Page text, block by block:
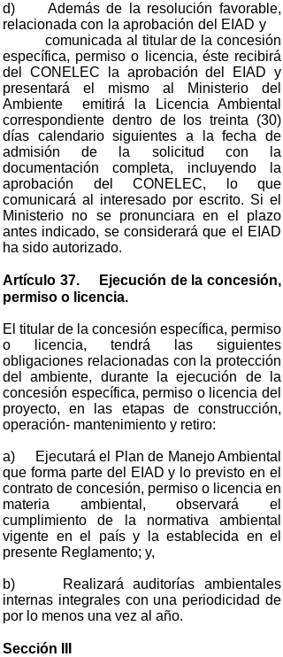
d) Además de la resolución favorable,
relacionada con la aprobación del EIAD y
comunicada al titular de la concesión
específica, permiso o licencia, éste recibirá
del CONELEC la aprobación del EIAD y
presentará el mismo al Ministerio del
Ambiente emitirá la Licencia Ambiental
correspondiente dentro de los treinta (30)
días calendario siguientes a la fecha de
admisión de la solicitud con la
documentación completa, incluyendo la
aprobación del CONELEC, lo que
comunicará al interesado por escrito. Si el
Ministerio no se pronunciara en el plazo
antes indicado, se considerará que el EIAD
ha sido autorizado.
Artículo 37. Ejecución de la concesión,
permiso o licencia.
El titular de la concesión específica, permiso
o licencia, tendrá las siguientes
obligaciones relacionadas con la protección
del ambiente, durante la ejecución de la
concesión específica, permiso o licencia del
proyecto, en las etapas de construcción,
operación- mantenimiento y retiro:
a) Ejecutará el Plan de Manejo Ambiental
que forma parte del EIAD y lo previsto en el
contrato de concesión, permiso o licencia en
materia ambiental, observará el
cumplimiento de la normativa ambiental
vigente en el país y la establecida en el
presente Reglamento; y,
b) Realizará auditorías ambientales
internas integrales con una periodicidad de
por lo menos una vez al año.
Sección III